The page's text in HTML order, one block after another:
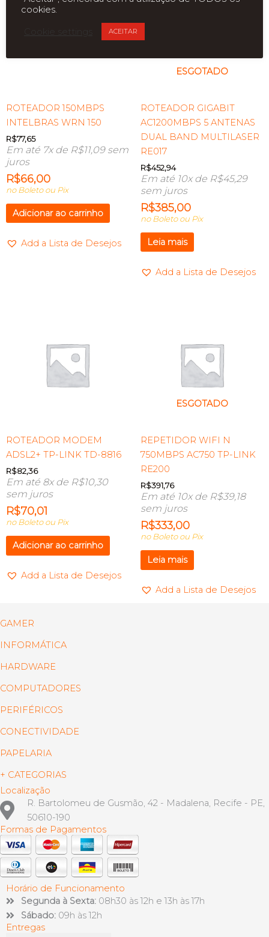
ROTEADOR 150MBPS
INTELBRAS WRN 150
R$77,65
Em até 7x de R$11,09sem
juros
R$66,00
no Boleto ou Pix
Adicionar ao carrinho
Add a Lista de Desejos
ESGOTADO
ROTEADOR GIGABIT
AC1200MBPS 5 ANTENAS
DUAL BAND MULTILASER
RE017
R$452,94
Em até 10x de R$45,29
sem juros
R$385,00
no Boleto ou Pix
Leia mais
Add a Lista de Desejos
ROTEADOR MODEM
ADSL2+ TP-LINK TD-8816
R$82,36
Em até 8x de R$10,30
sem juros
R$70,01
no Boleto ou Pix
Adicionar ao carrinho
Add a Lista de Desejos
ESGOTADO
REPETIDOR WIFI N
750MBPS AC750 TP-LINK
RE200
R$391,76
Em até 10x de R$39,18
sem juros
R$333,00
no Boleto ou Pix
Leia mais
Add a Lista de Desejos
GAMER
INFORMÁTICA
HARDWARE
COMPUTADORES
PERIFÉRICOS
CONECTIVIDADE
PAPELARIA
+ CATEGORIAS
Localização
R. Bartolomeu de Gusmão, 42 - Madalena, Recife - PE,
50610-190
Formas de Pagamentos
Horário de Funcionamento
Segunda à Sexta: 08h30 às 12h e 13h às 17h
Sábado: 09h às 12h
Entregas
cookies.
ACEITAR